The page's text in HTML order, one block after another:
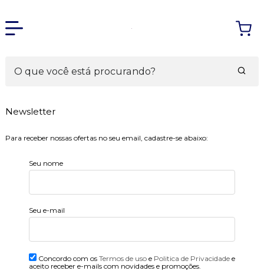
Newsletter
Para receber nossas ofertas no seu email, cadastre-se abaixo:
Seu nome
Seu e-mail
Concordo com os Termos de usoe Politica de Privacidadee
aceito receber e-mails com novidades e promoções.